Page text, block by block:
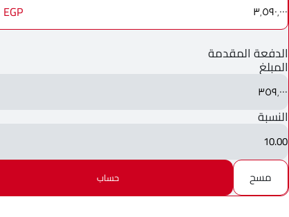
٣٬٥٩٠٬٠٠٠ EGP
الدفعة المقدمة
المبلغ
٣٥٩٬٠٠٠
النسبة
10.00
مسح
حساب